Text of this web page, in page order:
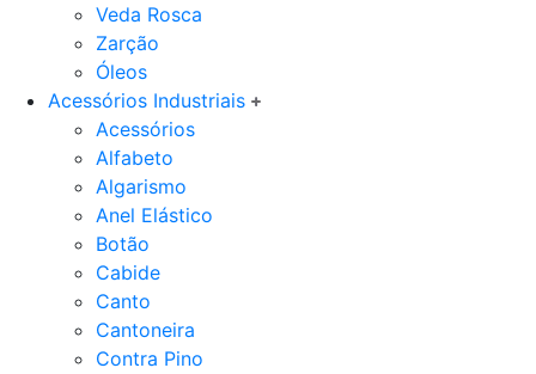
Veda Rosca
Zarção
Óleos
Acessórios Industriais
Acessórios
Alfabeto
Algarismo
Anel Elástico
Botão
Cabide
Canto
Cantoneira
Contra Pino